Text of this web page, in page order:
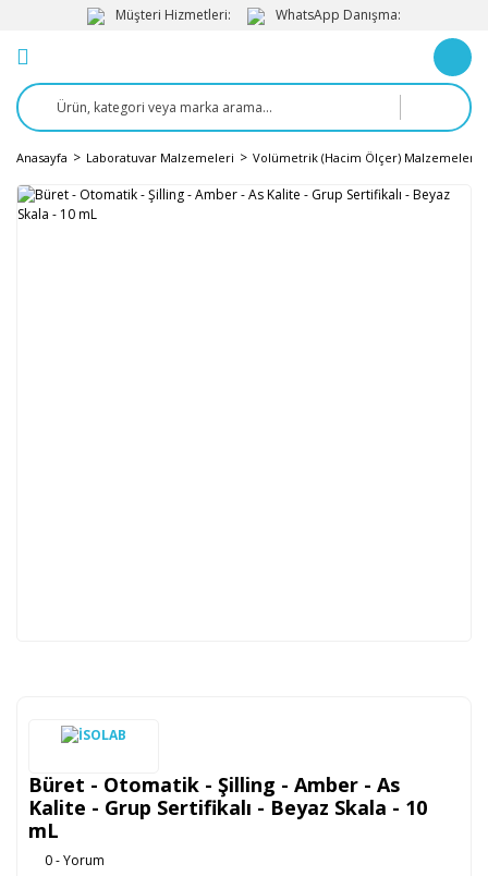
Müşteri Hizmetleri: WhatsApp Danışma:
Anasayfa Laboratuvar Malzemeleri Volümetrik (Hacim Ölçer) Malzemeler
Büret - Otomatik - Şilling - Amber - As
Kalite - Grup Sertifikalı - Beyaz Skala - 10
mL
0 - Yorum